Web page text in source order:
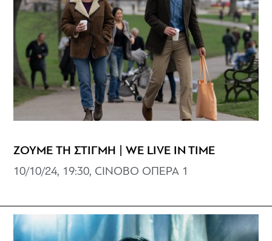
ΖΟΥΜΕ ΤΗ ΣΤΙΓΜΗ | WE LIVE IN TIME
10/10/24, 19:30, CINOBO ΟΠΕΡΑ 1